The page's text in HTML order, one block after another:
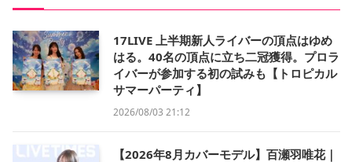
17LIVE 上半期新人ライバーの頂点はゆめ
はる。40名の頂点に立ち二冠獲得。プロラ
イバーが参加する初の試みも【トロピカル
サマーパーティ】
2026/08/03 21:12
【2026年8月カバーモデル】百瀬羽唯花｜